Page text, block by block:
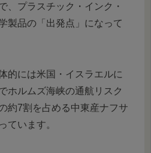
、プラスチック・インク・
製品の「出発点」になって
的には米国・イスラエルに
ホルムズ海峡の通航リスク
約7割を占める中東産ナフサ
ています。